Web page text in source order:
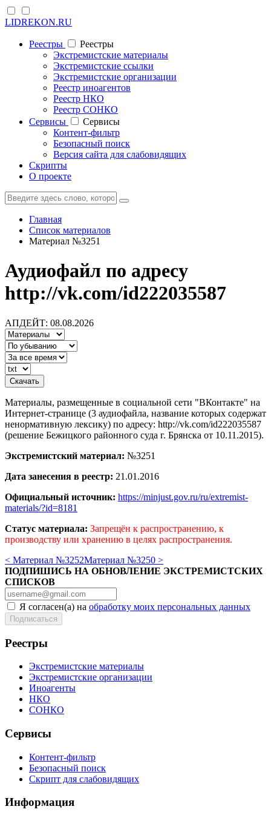
LIDREKON.RU
Реестры
Реестры
Экстремистские материалы
Экстремистские ссылки
Экстремистские организации
Реестр иноагентов
Реестр НКО
Реестр СОНКО
Cервисы
Cервисы
Контент-фильтр
Безопасный поиск
Версия сайта для слабовидящих
Скрипты
О проекте
Главная
Список материалов
Материал №3251
Аудиофайл по адресу
http://vk.com/id222035587
АПДЕЙТ: 08.08.2026
Материалы, размещенные в социальной сети "ВКонтакте" на
Интернет-странице (3 аудиофайла, название которых содержат
ненормативную лексику) по адресу: http://vk.com/id222035587
(решение Бежицкого районного суда г. Брянска от 10.11.2015).
Экстремистский материал: №3251
Дата занесения в реестр: 21.01.2016
Официальный источник: https://minjust.gov.ru/ru/extremist-
materials/?id=8181
Статус материала: Запрещён к распространению, к
производству или хранению в целях распространения.
< Материал №3252Материал №3250 >
ПОДПИШИСЬ НА ОБНОВЛЕНИЕ ЭКСТРЕМИСТСКИХ
СПИСКОВ
Я согласен(а) на обработку моих персональных данных
Реестры
Экстремистские материалы
Экстремистские организации
Иноагенты
НКО
СОНКО
Сервисы
Контент-фильтр
Безопасный поиск
Скрипт для слабовидящих
Информация